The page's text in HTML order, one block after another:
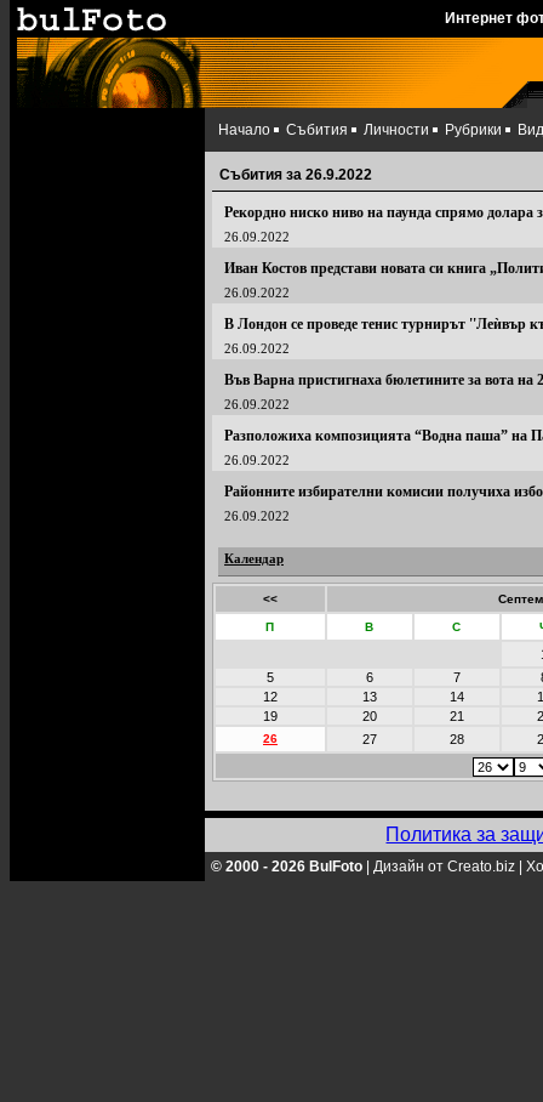
Интернет
Начало Събития Личности Рубрики
Събития за 26.9.2022
Рекордно ниско ниво на паунда спрямо долара
26.09.2022
Иван Костов представи новата си книга
26.09.2022
В Лондон се проведе тенис турнирът ''Леѝвър
26.09.2022
Във Варна пристигнаха бюлетините за вота на
26.09.2022
Разположиха композицията “Водна паша” на
26.09.2022
Районните избирателни комисии получиха
26.09.2022
Календар
<<
П В С
5
6 7
12
13 14
19
20 21
26 27 28
Политика за
© 2000 - 2026 BulFoto Дизайн от Creato.biz